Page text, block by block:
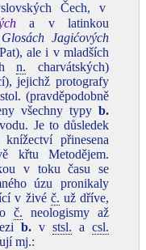
Čech, v
a v latinkou
Glosách Jagićových
ale i v mladších
n. charvátských)
jejichž protografy
(pravděpodobně
všechny typy b.
Je to důsledek
přinesena
křtu Metodějem.
v toku času se
úzu pronikaly
v živé č. už dříve,
č. neologismy až
b.v stsl. a csl.
mj.: